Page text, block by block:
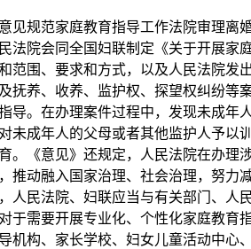
规范家庭教育指导工作法院审理离婚
法院会同全国妇联制定《关于开展
范围、要求和方式，以及人民法院
抚养、收养、监护权、探望权纠纷
导。在办理案件过程中，发现未成
未成年人的父母或者其他监护人予
。《意见》还规定，人民法院在办
推动融入国家治理、社会治理，努力
人民法院、妇联应当与有关部门、
于需要开展专业化、个性化家庭教
机构、家长学校、妇女儿童活动中